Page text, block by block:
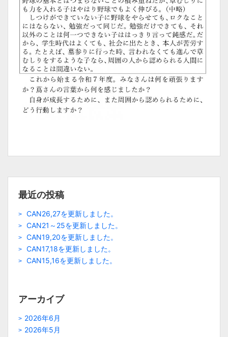
最近の投稿
CAN26,27を更新しました。
CAN21～25を更新しました。
CAN19,20を更新しました。
CAN17,18を更新しました。
CAN15,16を更新しました。
アーカイブ
2026年6月
2026年5月